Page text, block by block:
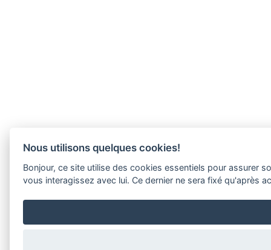
Nous utilisons quelques cookies!
Bonjour, ce site utilise des cookies essentiels pour assurer
vous interagissez avec lui. Ce dernier ne sera fixé qu'après